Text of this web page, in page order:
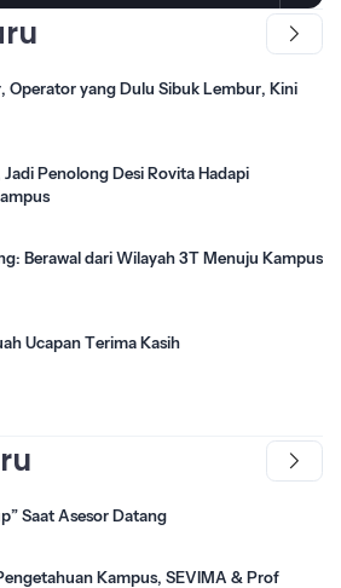
Operator yang Dulu Sibuk Lembur, Kini
Penolong Desi Rovita Hadapi
Berawal dari Wilayah 3T Menuju Kampus
Ucapan Terima Kasih
Saat Asesor Datang
Kampus, SEVIMA & Prof